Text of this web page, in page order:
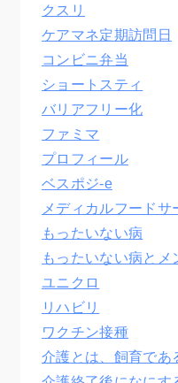
クスリ
ケアマネ定期訪問日
コンビニ弁当
ショートスティ
バリアフリー化
ファミマ
プロフィール
ベスポジ-e
メディカルフードサ
もったいない病
もったいない病とメ
ユニクロ
リハビリ
ワクチン接種
介護とは、飼育であ